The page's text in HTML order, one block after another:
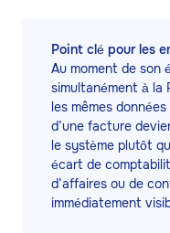
Point clé pour les
Au moment de son
simultanément à la
les mêmes
d’une facture
le système plutôt
écart de
d’affaires ou de
immédiatement